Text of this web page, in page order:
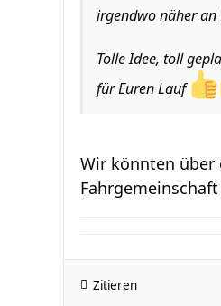
irgendwo näher an
Tolle Idee, toll
für Euren Lauf
Wir könnten über
Zitieren